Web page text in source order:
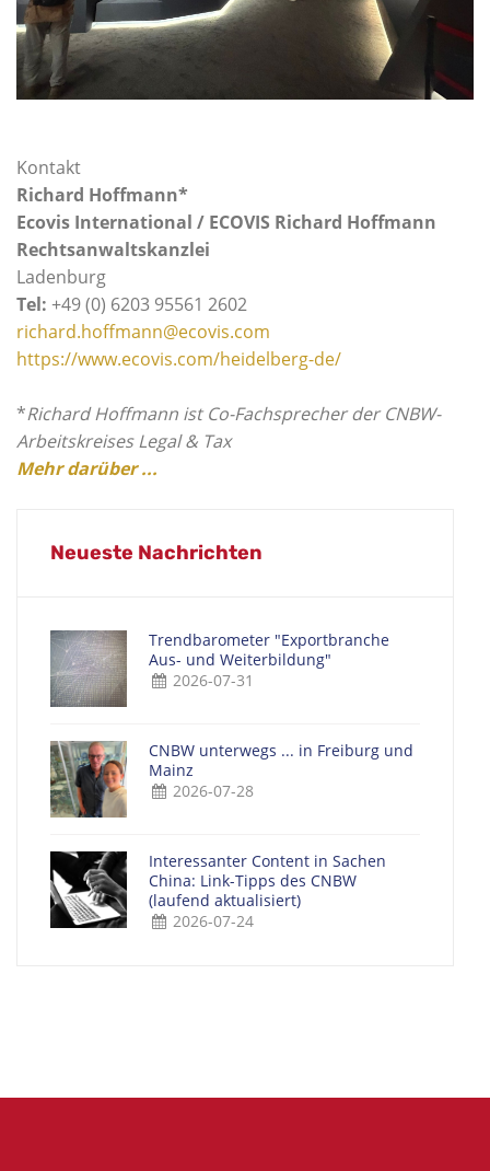
Kontakt
Richard Hoffmann*
Ecovis International / ECOVIS Richard Hoffmann
Rechtsanwaltskanzlei
Ladenburg
Tel: +49 (0) 6203 95561 2602
richard.hoffmann@ecovis.com
https://www.ecovis.com/heidelberg-de/
*Richard Hoffmann ist Co-Fachsprecher der CNBW-
Arbeitskreises Legal & Tax
Mehr darüber ...
Neueste Nachrichten
Trendbarometer "Exportbranche
Aus- und Weiterbildung"
2026-07-31
CNBW unterwegs ... in Freiburg und
Mainz
2026-07-28
Interessanter Content in Sachen
China: Link-Tipps des CNBW
(laufend aktualisiert)
2026-07-24